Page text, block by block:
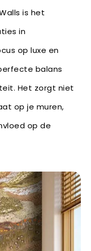
is het
in
op luxe en
balans
Het zorgt niet
op je muren,
op de